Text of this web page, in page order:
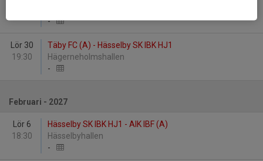
-
Lör 30
19:30
Täby FC (A) - Hässelby SK IBK HJ1
Hägerneholmshallen
-
Februari - 2027
Lör 6
18:30
Hässelby SK IBK HJ1 - AIK IBF (A)
Hässelbyhallen
-